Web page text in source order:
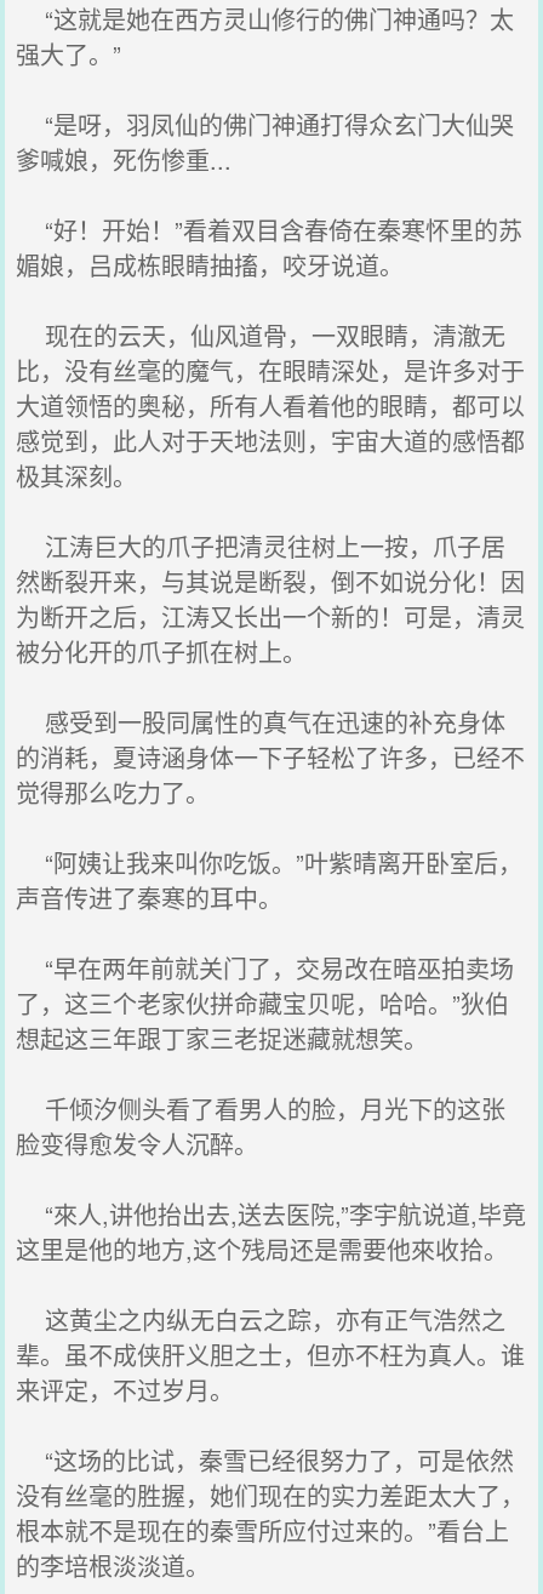
“这就是她在西方灵山修行的佛门神通吗？太
强大了。”
“是呀，羽凤仙的佛门神通打得众玄门大仙哭
爹喊娘，死伤惨重...
“好！开始！”看着双目含春倚在秦寒怀里的苏
媚娘，吕成栋眼睛抽搐，咬牙说道。
现在的云天，仙风道骨，一双眼睛，清澈无
比，没有丝毫的魔气，在眼睛深处，是许多对于
大道领悟的奥秘，所有人看着他的眼睛，都可以
感觉到，此人对于天地法则，宇宙大道的感悟都
极其深刻。
江涛巨大的爪子把清灵往树上一按，爪子居
然断裂开来，与其说是断裂，倒不如说分化！因
为断开之后，江涛又长出一个新的！可是，清灵
被分化开的爪子抓在树上。
感受到一股同属性的真气在迅速的补充身体
的消耗，夏诗涵身体一下子轻松了许多，已经不
觉得那么吃力了。
“阿姨让我来叫你吃饭。”叶紫晴离开卧室后，
声音传进了秦寒的耳中。
“早在两年前就关门了，交易改在暗巫拍卖场
了，这三个老家伙拼命藏宝贝呢，哈哈。”狄伯
想起这三年跟丁家三老捉迷藏就想笑。
千倾汐侧头看了看男人的脸，月光下的这张
脸变得愈发令人沉醉。
“來人,讲他抬出去,送去医院,”李宇航说道,毕竟
这里是他的地方,这个残局还是需要他來收拾。
这黄尘之内纵无白云之踪，亦有正气浩然之
辈。虽不成侠肝义胆之士，但亦不枉为真人。谁
来评定，不过岁月。
“这场的比试，秦雪已经很努力了，可是依然
没有丝毫的胜握，她们现在的实力差距太大了，
根本就不是现在的秦雪所应付过来的。”看台上
的李培根淡淡道。